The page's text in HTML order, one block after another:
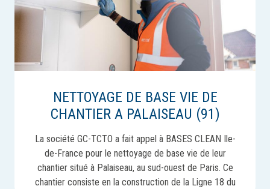
NETTOYAGE DE BASE VIE DE
CHANTIER A PALAISEAU (91)
La société GC-TCTO a fait appel à BASES CLEAN Ile-
de-France pour le nettoyage de base vie de leur
chantier situé à Palaiseau, au sud-ouest de Paris. Ce
chantier consiste en la construction de la Ligne 18 du